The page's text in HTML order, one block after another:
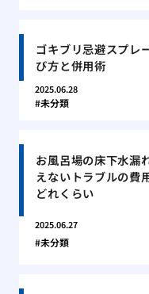
ゴキブリ忌避スプレ
び方と併用術
2025.06.28
未分類
お風呂場の床下水漏
えないトラブルの費
どれくらい
2025.06.27
未分類